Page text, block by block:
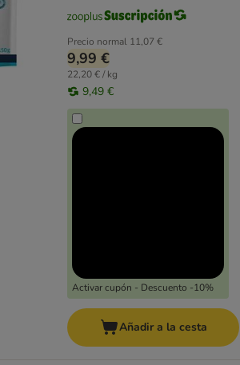
Precio normal 11,07 €
9,99 €
22,20 € / kg
9,49 €
Activar cupón - Descuento -10%
Añadir a la cesta